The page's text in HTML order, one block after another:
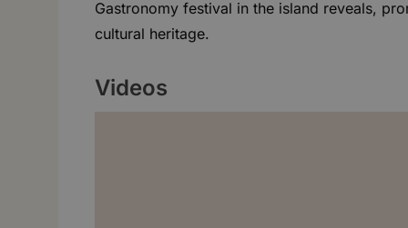
Gastronomy festival in the island reveals,
cultural heritage.
Videos